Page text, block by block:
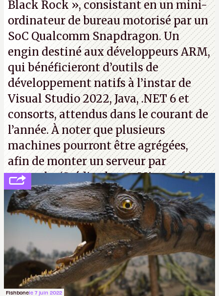
Black Rock », consistant en un mini-
ordinateur de bureau motorisé par un
SoC Qualcomm Snapdragon. Un
engin destiné aux développeurs ARM,
qui bénéficieront d’outils de
développement natifs à l’instar de
Visual Studio 2022, Java, .NET 6 et
consorts, attendus dans le courant de
l’année. À noter que plusieurs
machines pourront être agrégées,
afin de monter un serveur par
exemple. (Crédit photo : Microsoft)
Fishbonele 7 juin 2022